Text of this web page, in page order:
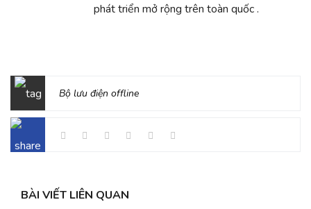
phát triển mở rộng trên toàn quốc .
Bộ lưu điện offline
BÀI VIẾT LIÊN QUAN